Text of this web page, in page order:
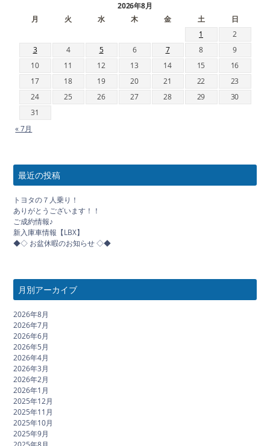
2026年8月
月
火 水 木 金 土
日
1
2
3
4 5 6 7 8
9
10
11 12 13 14 15
16
17
18 19 20 21 22
23
24
25 26 27 28 29
30
31
« 7月
最近の投稿
トヨタの７人乗り！
ありがとうございます！！
ご成約情報♪
新入庫車情報【LBX】
◆◇ お盆休暇のお知らせ ◇◆
月別アーカイブ
2026年8月
2026年7月
2026年6月
2026年5月
2026年4月
2026年3月
2026年2月
2026年1月
2025年12月
2025年11月
2025年10月
2025年9月